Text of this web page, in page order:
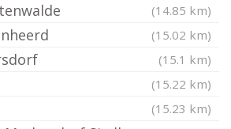
(14.85 km)
(15.02 km)
(15.1 km)
(15.22 km)
(15.23 km)